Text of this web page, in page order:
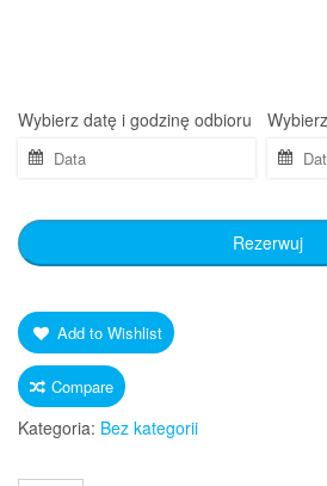
Wybierz datę i godzinę odbioru
Rezerwuj
Add to Wishlist
Compare
Kategoria: Bez kategorii